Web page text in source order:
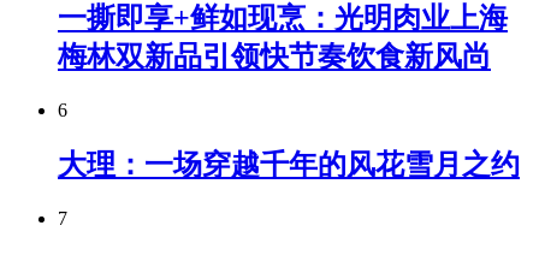
一撕即享+鲜如现烹：光明肉业上海
梅林双新品引领快节奏饮食新风尚
6
大理：一场穿越千年的风花雪月之约
7